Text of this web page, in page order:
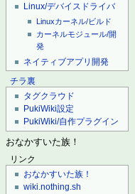
Linux/デバイスドライバ
Linuxカーネル/ビルド
カーネルモジュール/開
発
ネイティブアプリ開発
チラ裏
タグクラウド
PukiWiki設定
PukiWiki/自作プラグイン
おなかすいた族！
リンク
おなかすいた族！
wiki.nothing.sh